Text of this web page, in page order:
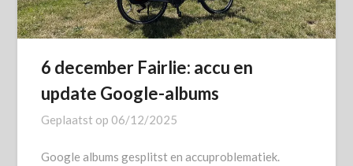
6 december Fairlie: accu en
update Google-albums
Geplaatst op 06/12/2025
Google albums gesplitst en accuproblematiek.